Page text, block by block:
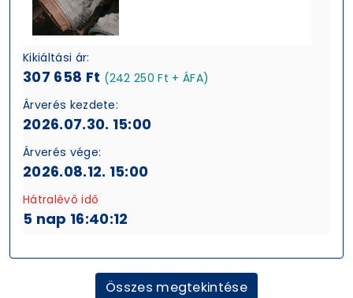
Kikiáltási ár:
307 658 Ft (242 250 Ft + ÁFA)
Árverés kezdete:
2026.07.30. 15:00
Árverés vége:
2026.08.12. 15:00
Hátralévő idő
5 nap 16:40:11
Összes megtekintése